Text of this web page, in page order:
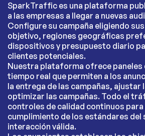
SparkTraffic es una plataforma
a las empresas a llegar a nuevas
Configure su campaña eligiendo
objetivo, regiones geográficas
dispositivos y presupuesto diario
clientes potenciales.
Nuestra plataforma ofrece paneles
tiempo real que permiten a los
la entrega de las campañas, ajustar
optimizar las campañas. Todo el
controles de calidad continuos
cumplimiento de los estándares del
interacción válida.